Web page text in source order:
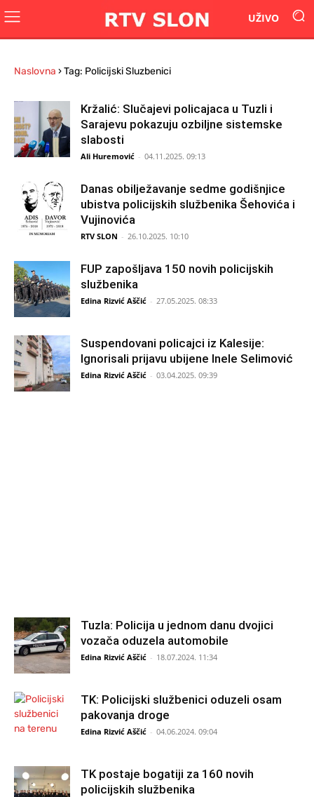
UŽIVO
Naslovna ›Tag: Policijski Sluzbenici
Kržalić: Slučajevi policajaca u Tuzli i
Sarajevu pokazuju ozbiljne sistemske
slabosti
Ali Huremović - 04.11.2025. 09:13
Danas obilježavanje sedme godišnjice
ubistva policijskih službenika Šehovića i
Vujinovića
RTV SLON - 26.10.2025. 10:10
FUP zapošljava 150 novih policijskih
službenika
Edina Rizvić Aščić - 27.05.2025. 08:33
Suspendovani policajci iz Kalesije:
Ignorisali prijavu ubijene Inele Selimović
Edina Rizvić Aščić - 03.04.2025. 09:39
Tuzla: Policija u jednom danu dvojici
vozača oduzela automobile
Edina Rizvić Aščić - 18.07.2024. 11:34
TK: Policijski službenici oduzeli osam
pakovanja droge
Edina Rizvić Aščić - 04.06.2024. 09:04
TK postaje bogatiji za 160 novih
policijskih službenika